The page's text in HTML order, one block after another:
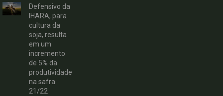
Defensivo da
IHARA, para
cultura da
soja, resulta
em um
incremento
de 5% da
produtividade
na safra
21/22